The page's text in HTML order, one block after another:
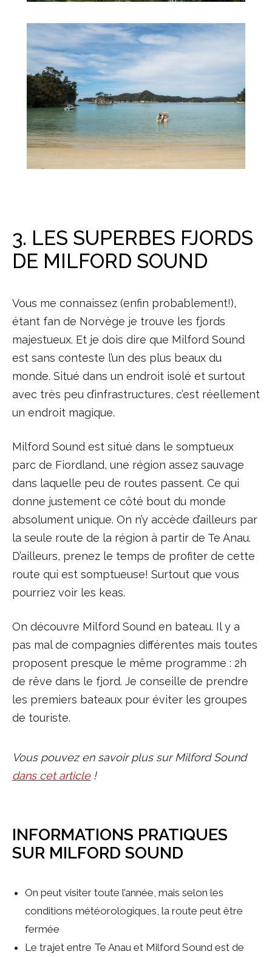
3. LES SUPERBES FJORDS
DE MILFORD SOUND
Vous me connaissez (enfin probablement!),
étant fan de Norvège je trouve les fjords
majestueux. Et je dois dire que Milford Sound
est sans conteste l’un des plus beaux du
monde. Situé dans un endroit isolé et surtout
avec très peu d’infrastructures, c’est réellement
un endroit magique.
Milford Sound est situé dans le somptueux
parc de Fiordland, une région assez sauvage
dans laquelle peu de routes passent. Ce qui
donne justement ce côté bout du monde
absolument unique. On n’y accède d’ailleurs par
la seule route de la région à partir de Te Anau.
D’ailleurs, prenez le temps de profiter de cette
route qui est somptueuse! Surtout que vous
pourriez voir les keas.
On découvre Milford Sound en bateau. Il y a
pas mal de compagnies différentes mais toutes
proposent presque le même programme : 2h
de rêve dans le fjord. Je conseille de prendre
les premiers bateaux pour éviter les groupes
de touriste.
Vous pouvez en savoir plus sur Milford Sound
dans cet article!
INFORMATIONS PRATIQUES
SUR MILFORD SOUND
On peut visiter toute l’année, mais selon les
conditions météorologiques, la route peut être
fermée
Le trajet entre Te Anau et Milford Sound est de